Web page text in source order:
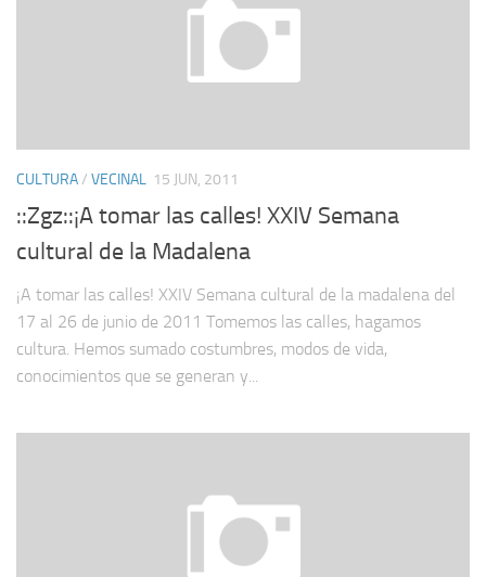
CULTURA/ VECINAL 15 JUN, 2011
::Zgz::¡A tomar las calles! XXIV Semana
cultural de la Madalena
¡A tomar las calles! XXIV Semana cultural de la madalena del
17 al 26 de junio de 2011 Tomemos las calles, hagamos
cultura. Hemos sumado costumbres, modos de vida,
conocimientos que se generan y...